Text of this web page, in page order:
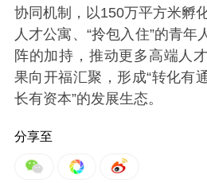
协同机制，以150万平方米孵
人才公寓、“拎包入住”的青
阵的加持，推动更多高端人
果向开福汇聚，形成“转化有
长有资本”的发展生态。
分享至